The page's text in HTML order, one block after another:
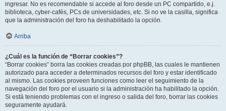
ingresar. No es recomendable si accede al foro desde un PC compartido, e.j.
biblioteca, cyber-cafés, PCs de universidades, etc. Si no ve la casilla, significa
que la administración del foro ha deshabilitado la opción.
Arriba
¿Cuál es la función de “Borrar cookies”?
“Borrar cookies” borra las cookies creadas por phpBB, las cuales le mantienen
autorizado para acceder a determinados recursos del foro y estar identificado
al mismo. Las cookies proveen funciones como leer el seguimiento de la
navegación del foro por el usuario si la administración ha habilitado la opción.
Si está teniendo problemas con el ingreso o salida del foro, borrar las cookies
seguramente ayudará.